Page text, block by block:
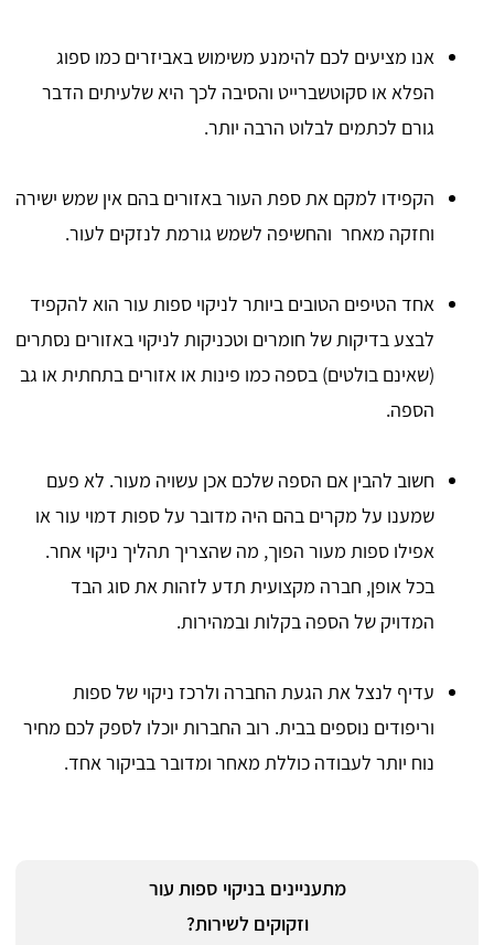
אנו מציעים לכם להימנע משימוש באביזרים כמו ספוג
הפלא או סקוטשברייט והסיבה לכך היא שלעיתים הדבר
גורם לכתמים לבלוט הרבה יותר.
הקפידו למקם את ספת העור באזורים בהם אין שמש ישירה
וחזקה מאחר והחשיפה לשמש גורמת לנזקים לעור.
אחד הטיפים הטובים ביותר לניקוי ספות עור הוא להקפיד
לבצע בדיקות של חומרים וטכניקות לניקוי באזורים נסתרים
(שאינם בולטים) בספה כמו פינות או אזורים בתחתית או גב
הספה.
חשוב להבין אם הספה שלכם אכן עשויה מעור. לא פעם
שמענו על מקרים בהם היה מדובר על ספות דמוי עור או
אפילו ספות מעור הפוך, מה שהצריך תהליך ניקוי אחר.
בכל אופן, חברה מקצועית תדע לזהות את סוג הבד
המדויק של הספה בקלות ובמהירות.
עדיף לנצל את הגעת החברה ולרכז ניקוי של ספות
וריפודים נוספים בבית. רוב החברות יוכלו לספק לכם מחיר
נוח יותר לעבודה כוללת מאחר ומדובר בביקור אחד.
מתעניינים בניקוי ספות עור
וזקוקים לשירות?